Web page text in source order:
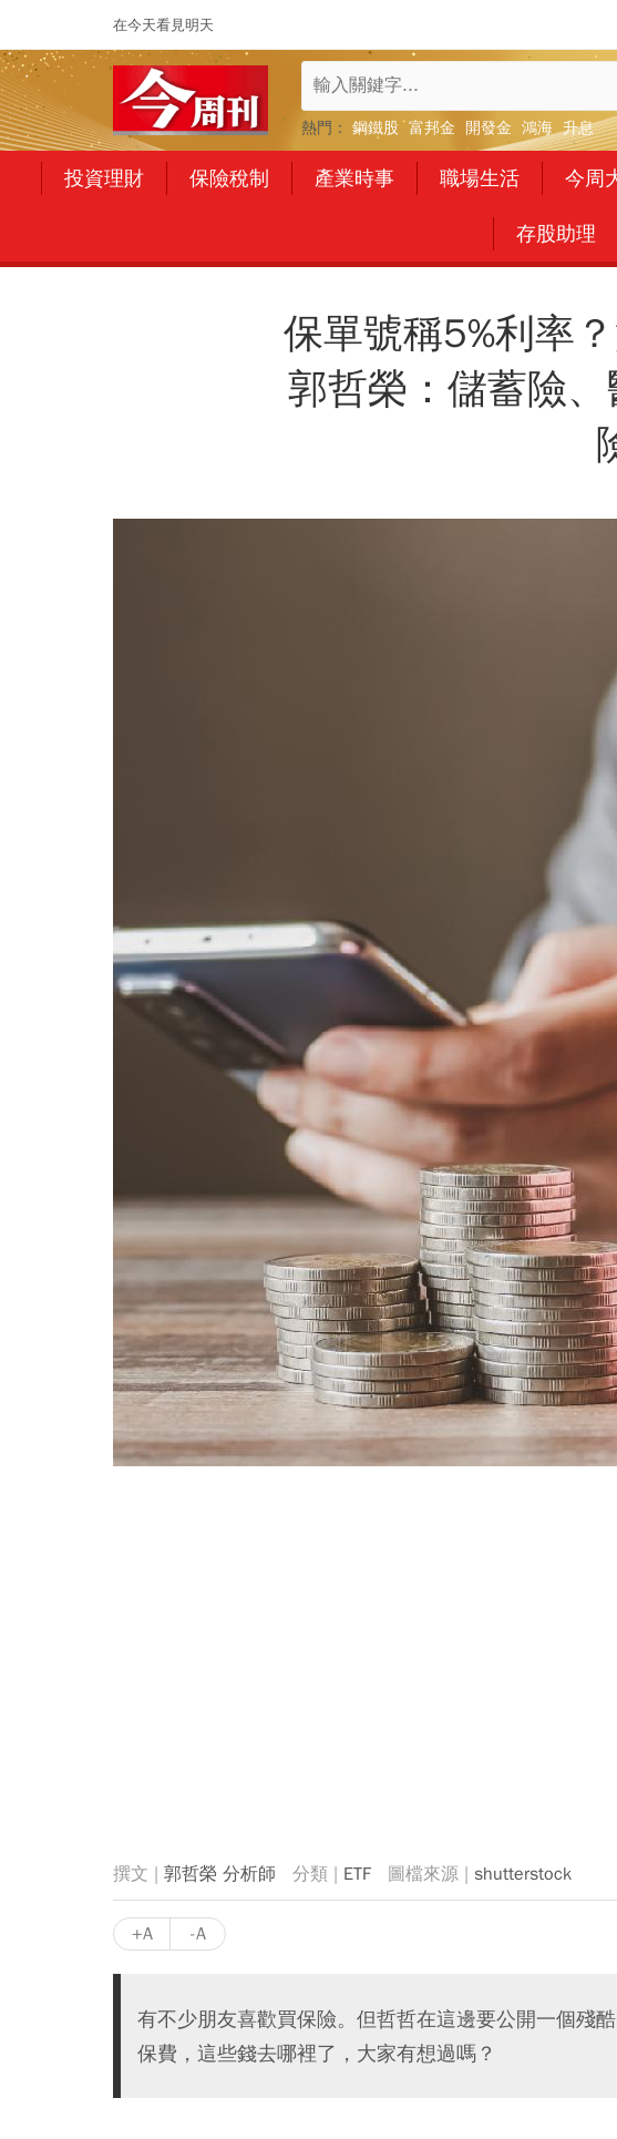
在今天看見明天
熱門： 鋼鐵股 富邦金 開發金 鴻海 升息
投資理財 保險稅制 產業時事 職場生活 今周
存股助理
保單號稱5%利率
郭哲榮：儲蓄險
郭哲榮 分析師 ETF shutterstock
+A -A
有不少朋友喜歡買保險。但哲哲在這邊要公開一個殘
保費，這些錢去哪裡了，大家有想過嗎？